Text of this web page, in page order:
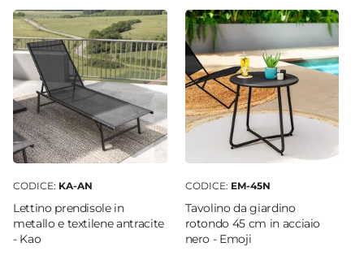
CODICE: KA-AN
Lettino prendisole in
metallo e textilene antracite
- Kao
CODICE: EM-45N
Tavolino da giardino
rotondo 45 cm in acciaio
nero - Emoji